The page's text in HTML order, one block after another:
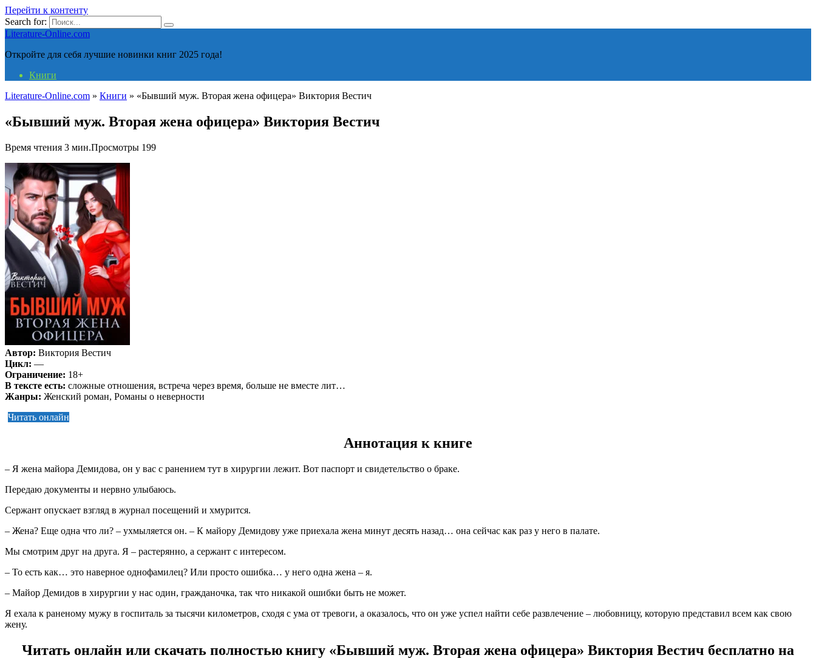
Перейти к контенту
Search for:
Literature-Online.com
Откройте для себя лучшие новинки книг 2025 года!
Книги
Literature-Online.com » Книги » «Бывший муж. Вторая жена офицера» Виктория Вестич
«Бывший муж. Вторая жена офицера» Виктория Вестич
Время чтения 3 мин.Просмотры 199
Автор: Виктория Вестич
Цикл: —
Ограничение: 18+
В тексте есть: сложные отношения, встреча через время, больше не вместе лит…
Жанры: Женский роман, Романы о неверности
Читать онлайн
Аннотация к книге
– Я жена майора Демидова, он у вас с ранением тут в хирургии лежит. Вот паспорт и свидетельство о браке.
Передаю документы и нервно улыбаюсь.
Сержант опускает взгляд в журнал посещений и хмурится.
– Жена? Еще одна что ли? – ухмыляется он. – К майору Демидову уже приехала жена минут десять назад… она сейчас как раз у него в палате.
Мы смотрим друг на друга. Я – растерянно, а сержант с интересом.
– То есть как… это наверное однофамилец? Или просто ошибка… у него одна жена – я.
– Майор Демидов в хирургии у нас один, гражданочка, так что никакой ошибки быть не может.
Я ехала к раненому мужу в госпиталь за тысячи километров, сходя с ума от тревоги, а оказалось, что он уже успел найти себе развлечение – любовницу, которую представил всем как свою
жену.
Читать онлайн или скачать полностью книгу «Бывший муж. Вторая жена офицера» Виктория Вестич бесплатно на